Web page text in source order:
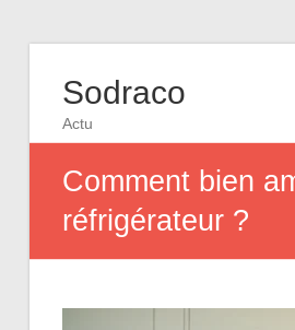
Sodraco
Actu
Comment bien
réfrigérateur ?